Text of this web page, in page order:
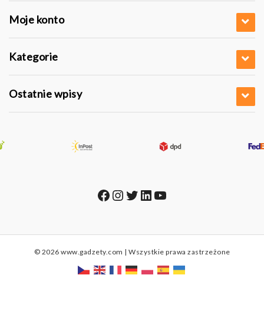
Moje konto
Kategorie
Ostatnie wpisy
Facebook
Instagram
Twitter
LinkedIn
YouTube
© 2026 www.gadzety.com | Wszystkie prawa zastrzeżone